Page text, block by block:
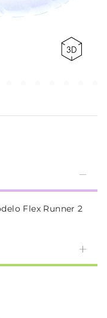
Flex Runner 2